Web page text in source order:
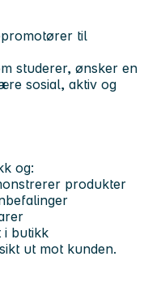
til
studerer, ønsker en
sosial, aktiv og
og:
produkter
i butikk
ut mot kunden.